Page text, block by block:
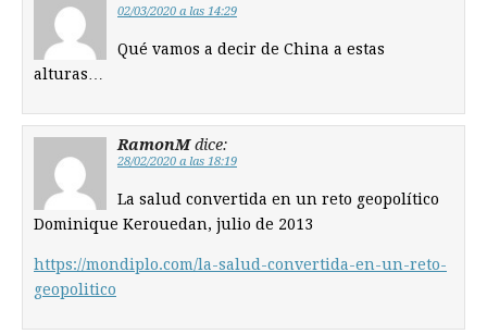
02/03/2020 a las 14:29
Qué vamos a decir de China a estas
alturas…
RamonM dice:
28/02/2020 a las 18:19
La salud convertida en un reto geopolítico
Dominique Kerouedan, julio de 2013
https://mondiplo.com/la-salud-convertida-en-un-reto-
geopolitico